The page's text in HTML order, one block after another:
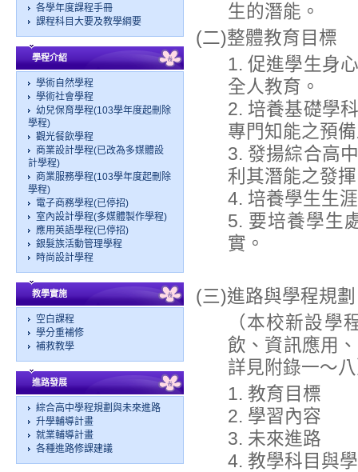
各學年度課程手冊
課程科目大要及教學綱要
學程介紹
學術自然學程
學術社會學程
幼兒保育學程(103學年度起刪除
學程)
觀光餐飲學程
商業設計學程(已改為多媒體設
計學程)
商業服務學程(103學年度起刪除
學程)
電子商務學程(已停招)
室內設計學程(多媒體製作學程)
應用英語學程(已停招)
銀髮族活動管理學程
時尚設計學程
教學實施
空白課程
學分重補修
補救教學
進路發展
綜合高中學程規劃與未來進路
升學輔導計畫
就業輔導計畫
各種進路修課建議
生的潛能。
(二)整體教育目標
1. 促進學生身
全人教育。
2. 培養基礎學
專門知能之預
3. 發揚綜合高
利其潛能之發
4. 培養學生生
5. 要培養學生
實。
(三)進路與學程規
（本校新設學
飲、資訊應用
詳見附錄一～
1. 教育目標
2. 學習內容
3. 未來進路
4. 教學科目與